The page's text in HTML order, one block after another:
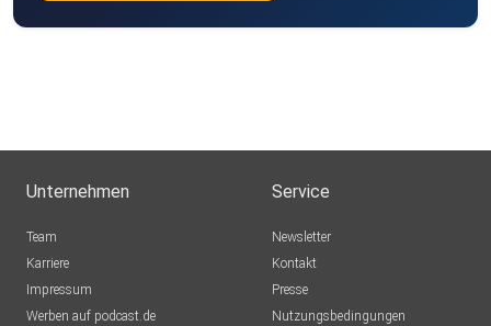
Unternehmen
Team
Karriere
Impressum
Werben auf podcast.de
Service
Newsletter
Kontakt
Presse
Nutzungsbedingungen